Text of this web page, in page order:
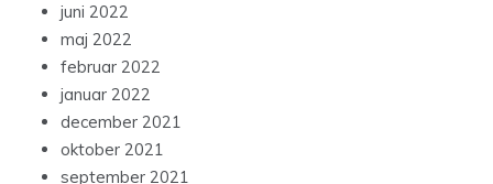
juni 2022
maj 2022
februar 2022
januar 2022
december 2021
oktober 2021
september 2021